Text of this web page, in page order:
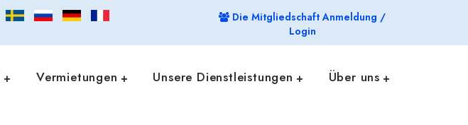
Die Mitgliedschaft Anmeldung /
Login
Vermietungen Unsere Dienstleistungen Über uns